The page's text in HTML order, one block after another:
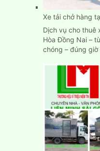
Xe tải chở hàng
Dịch vụ cho thuê
Hòa Đồng Nai –
chóng – đúng